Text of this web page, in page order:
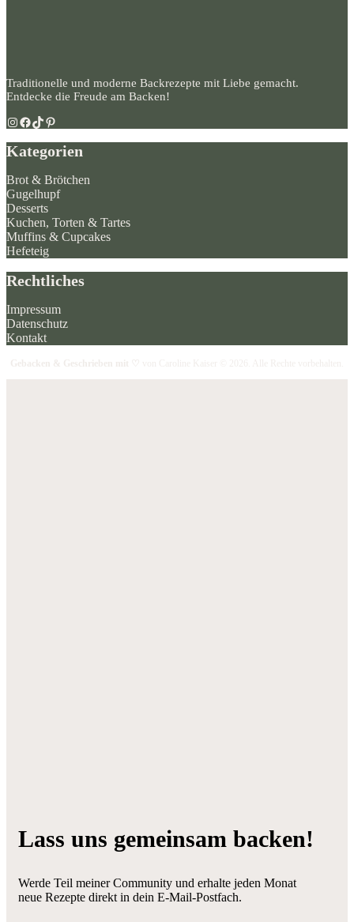
Traditionelle und moderne Backrezepte mit Liebe gemacht.
Entdecke die Freude am Backen!
Instagram
Facebook
TikTokPinterest
Kategorien
Brot & Brötchen
Gugelhupf
Desserts
Kuchen, Torten & Tartes
Muffins & Cupcakes
Hefeteig
Rechtliches
Impressum
Datenschutz
Kontakt
Lass uns gemeinsam backen!
Werde Teil meiner Community und erhalte jeden Monat
neue Rezepte direkt in dein E-Mail-Postfach.